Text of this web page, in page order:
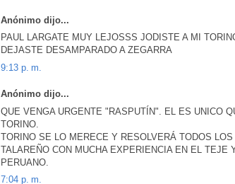
Anónimo dijo...
PAUL LARGATE MUY LEJOSSS JODISTE A MI
DEJASTE DESAMPARADO A ZEGARRA
9:13 p. m.
Anónimo dijo...
QUE VENGA URGENTE "RASPUTÍN". EL ES UNICO
TORINO.
TORINO SE LO MERECE Y RESOLVERÁ TODOS
TALAREÑO CON MUCHA EXPERIENCIA EN EL TEJE
PERUANO.
7:04 p. m.